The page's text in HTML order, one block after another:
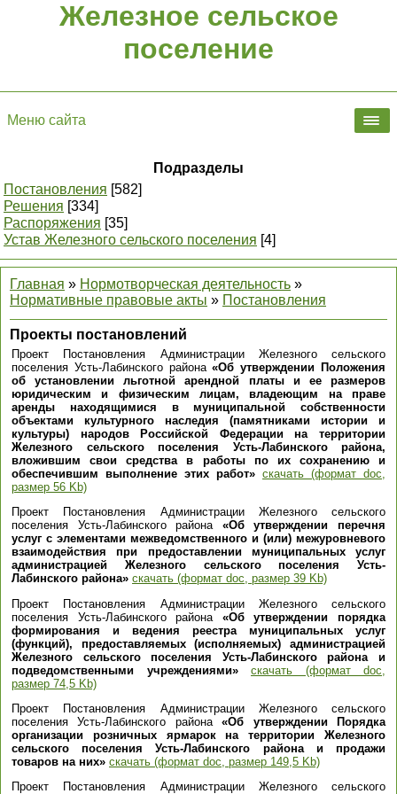
Железное сельское
поселение
Меню сайта
Подразделы
Постановления [582]
Решения [334]
Распоряжения [35]
Устав Железного сельского поселения [4]
Главная » Нормотворческая деятельность »
Нормативные правовые акты » Постановления
Проекты постановлений
Проект Постановления Администрации Железного сельского
поселения Усть-Лабинского района«Об утверждении Положения
об установлении льготной арендной платы и ее размеров
юридическим и физическим лицам, владеющим на праве
аренды находящимися в муниципальной собственности
объектами культурного наследия (памятниками истории и
культуры) народов Российской Федерации на территории
Железного сельского поселения Усть-Лабинского района,
вложившим свои средства в работы по их сохранению и
обеспечившим выполнение этих работ» скачать (формат doc,
размер 56 Kb)
Проект Постановления Администрации Железного сельского
поселения Усть-Лабинского района «Об утверждении перечня
услуг с элементами межведомственного и (или) межуровневого
взаимодействия при предоставлении муниципальных услуг
администрацией Железного сельского поселения Усть-
Лабинского района» скачать (формат doc, размер 39 Kb)
Проект Постановления Администрации Железного сельского
поселения Усть-Лабинского района «Об утверждении порядка
формирования и ведения реестра муниципальных услуг
(функций), предоставляемых (исполняемых) администрацией
Железного сельского поселения Усть-Лабинского района и
подведомственными учреждениями»
скачать (формат doc,
размер 74,5 Kb)
Проект Постановления Администрации Железного сельского
поселения Усть-Лабинского района«Об утверждении Порядка
организации розничных ярмарок на территории Железного
сельского поселения Усть-Лабинского района и продажи
товаров на них» скачать (формат doc, размер 149,5 Kb)
Проект Постановления Администрации Железного сельского